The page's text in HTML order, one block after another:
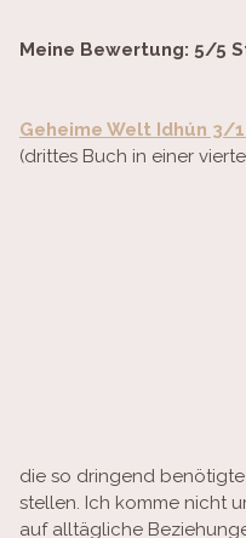
Meine Bewertung: 5/5
Geheime Welt Idhún 3/
(drittes Buch in einer
die so dringend
stellen. Ich komme nicht
auf alltägliche